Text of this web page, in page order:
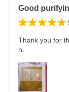
Good
Thank you for
n.